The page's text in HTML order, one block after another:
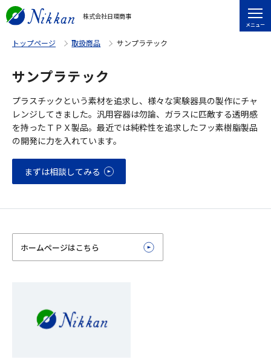
株式会社日環商事
メニュー
トップページ 取扱商品 サンプラテック
サンプラテック
プラスチックという素材を追求し、様々な実験器具の製作にチャ
レンジしてきました。汎用容器は勿論、ガラスに匹敵する透明感
を持ったＴＰＸ製品。最近では純粋性を追求したフッ素樹脂製品
の開発に力を入れています。
まずは相談してみる
ホームページはこちら